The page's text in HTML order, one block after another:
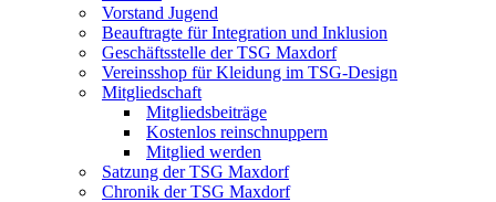
Vorstand Jugend
Beauftragte für Integration und Inklusion
Geschäftsstelle der TSG Maxdorf
Vereinsshop für Kleidung im TSG-Design
Mitgliedschaft
Mitgliedsbeiträge
Kostenlos reinschnuppern
Mitglied werden
Satzung der TSG Maxdorf
Chronik der TSG Maxdorf